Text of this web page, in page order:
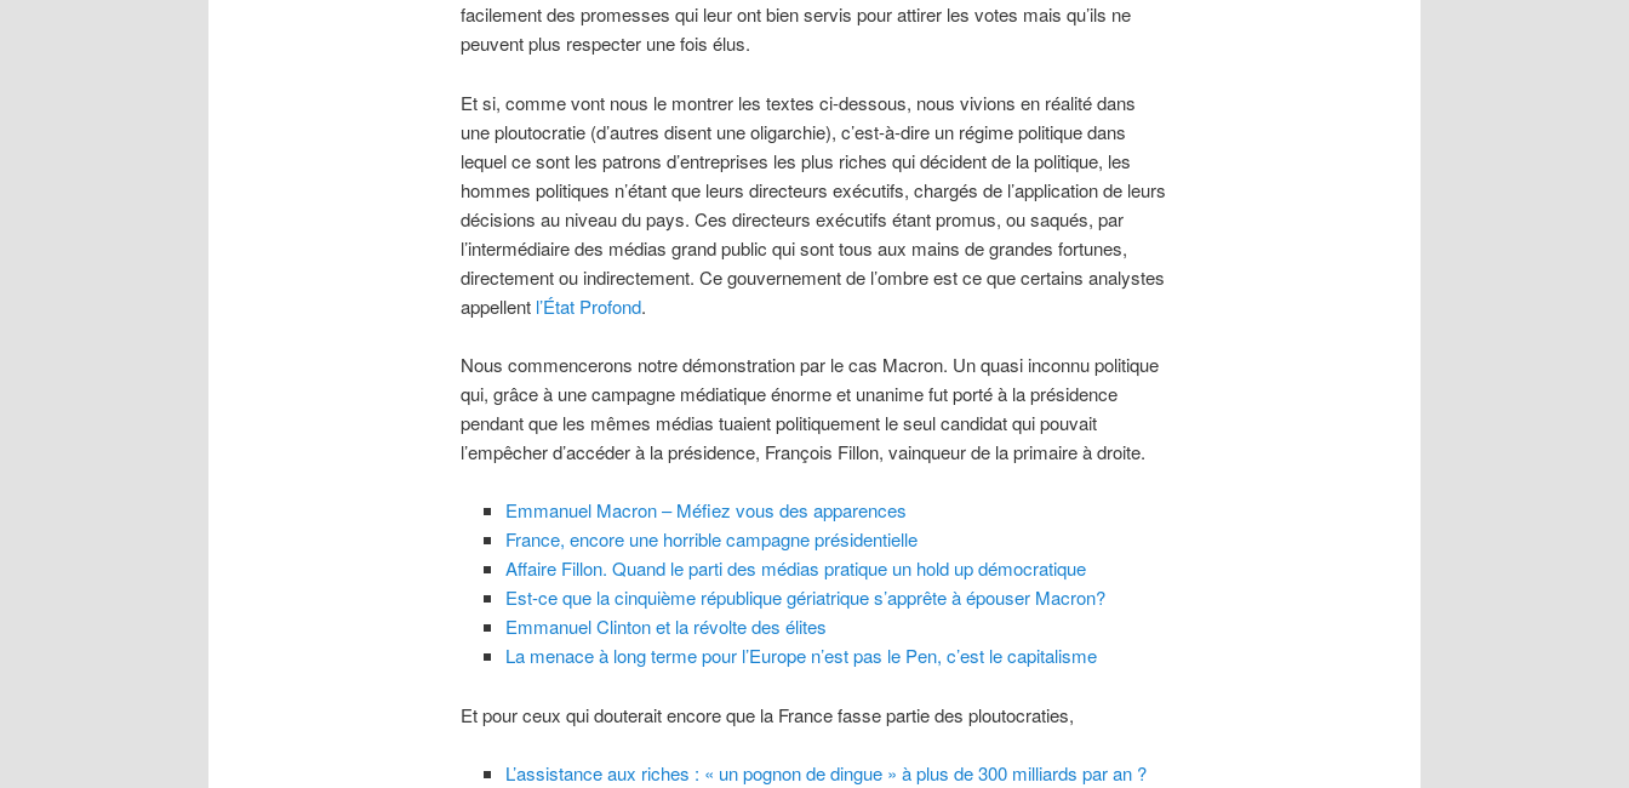
facilement des promesses qui leur ont bien servis pour attirer les votes mais qu’ils ne
peuvent plus respecter une fois élus.
Et si, comme vont nous le montrer les textes ci-dessous, nous vivions en réalité dans
une ploutocratie (d’autres disent une oligarchie), c’est-à-dire un régime politique dans
lequel ce sont les patrons d’entreprises les plus riches qui décident de la politique, les
hommes politiques n’étant que leurs directeurs exécutifs, chargés de l’application de leurs
décisions au niveau du pays. Ces directeurs exécutifs étant promus, ou saqués, par
l’intermédiaire des médias grand public qui sont tous aux mains de grandes fortunes,
directement ou indirectement. Ce gouvernement de l’ombre est ce que certains analystes
appellent l’État Profond.
Nous commencerons notre démonstration par le cas Macron. Un quasi inconnu politique
qui, grâce à une campagne médiatique énorme et unanime fut porté à la présidence
pendant que les mêmes médias tuaient politiquement le seul candidat qui pouvait
l’empêcher d’accéder à la présidence, François Fillon, vainqueur de la primaire à droite.
Emmanuel Macron – Méfiez vous des apparences
France, encore une horrible campagne présidentielle
Affaire Fillon. Quand le parti des médias pratique un hold up démocratique
Est-ce que la cinquième république gériatrique s’apprête à épouser Macron?
Emmanuel Clinton et la révolte des élites
La menace à long terme pour l’Europe n’est pas le Pen, c’est le capitalisme
Et pour ceux qui douterait encore que la France fasse partie des ploutocraties,
L’assistance aux riches : « un pognon de dingue » à plus de 300 milliards par an ?